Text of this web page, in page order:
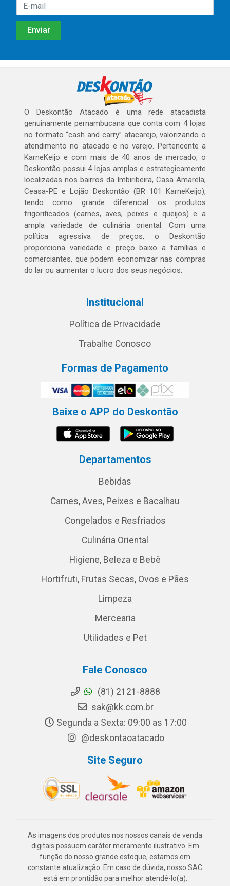
O Deskontão Atacado é uma rede atacadista
genuinamente pernambucana que conta com 4 lojas
no formato “cash and carry” atacarejo, valorizando o
atendimento no atacado e no varejo. Pertencente a
KarneKeijo e com mais de 40 anos de mercado, o
Deskontão possui 4 lojas amplas e estrategicamente
localizadas nos bairros da Imbiribeira, Casa Amarela,
Ceasa-PE e Lojão Deskontão (BR 101 KarneKeijo),
tendo como grande diferencial os produtos
frigorificados (carnes, aves, peixes e queijos) e a
ampla variedade de culinária oriental. Com uma
política agressiva de preços, o Deskontão
proporciona variedade e preço baixo a famílias e
comerciantes, que podem economizar nas compras
do lar ou aumentar o lucro dos seus negócios.
Institucional
Política de Privacidade
Trabalhe Conosco
Formas de Pagamento
Baixe o APP do Deskontão
Departamentos
Bebidas
Carnes, Aves, Peixes e Bacalhau
Congelados e Resfriados
Culinária Oriental
Higiene, Beleza e Bebê
Hortifruti, Frutas Secas, Ovos e Pães
Limpeza
Mercearia
Utilidades e Pet
Fale Conosco
(81) 2121-8888
sak@kk.com.br
Segunda a Sexta: 09:00 as 17:00
@deskontaoatacado
Site Seguro
As imagens dos produtos nos nossos canais de venda
digitais possuem caráter meramente ilustrativo. Em
função do nosso grande estoque, estamos em
constante atualização. Em caso de dúvida, nosso SAC
está em prontidão para melhor atendê-lo(a).